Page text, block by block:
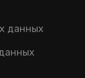
данных